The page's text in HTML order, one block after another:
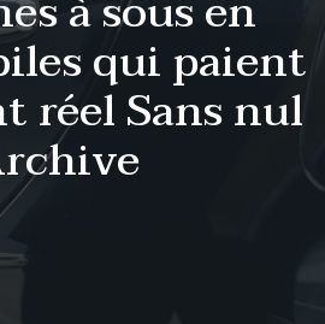
qui paient
réel Sans nul